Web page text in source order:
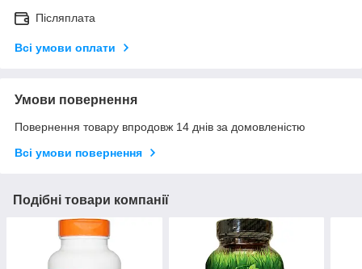
Післяплата
Всі умови оплати
Умови повернення
Повернення товару впродовж 14 днів за домовленістю
Всі умови повернення
Подібні товари компанії